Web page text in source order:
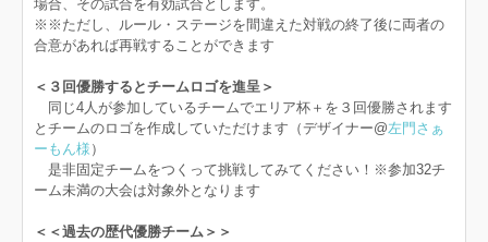
場合、その試合を有効試合とします。
※※ただし、ルール・ステージを間違えた対戦の終了後に両者の
合意があれば再戦することができます
＜３回優勝するとチームロゴを進呈＞
同じ4人が参加しているチームでエリア杯＋を３回優勝されます
とチームのロゴを作成していただけます（デザイナー@左門さぁ
ーもん様 ）
是非固定チームをつくって挑戦してみてください！※参加32チ
ーム未満の大会は対象外となります
＜＜過去の歴代優勝チーム＞＞